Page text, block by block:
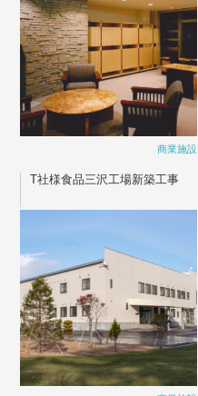
商業施設
T社様食品三沢工場新築工事